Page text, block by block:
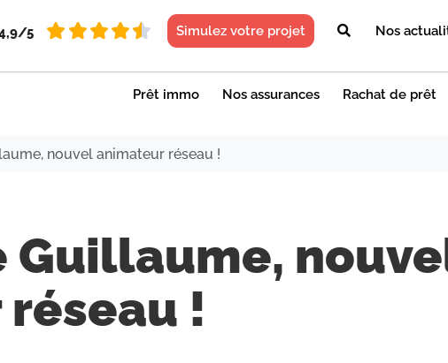
5 Simulez votre projet Nos
Prêt immo Nos assurances Rachat de prêt
nouvel animateur réseau !
Guillaume,
!